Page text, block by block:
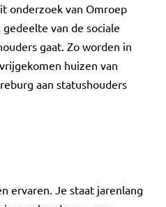
onderzoek van Omroep
van de sociale
gaat. Zo worden in
huizen van
aan statushouders
ervaren. Je staat jarenlang